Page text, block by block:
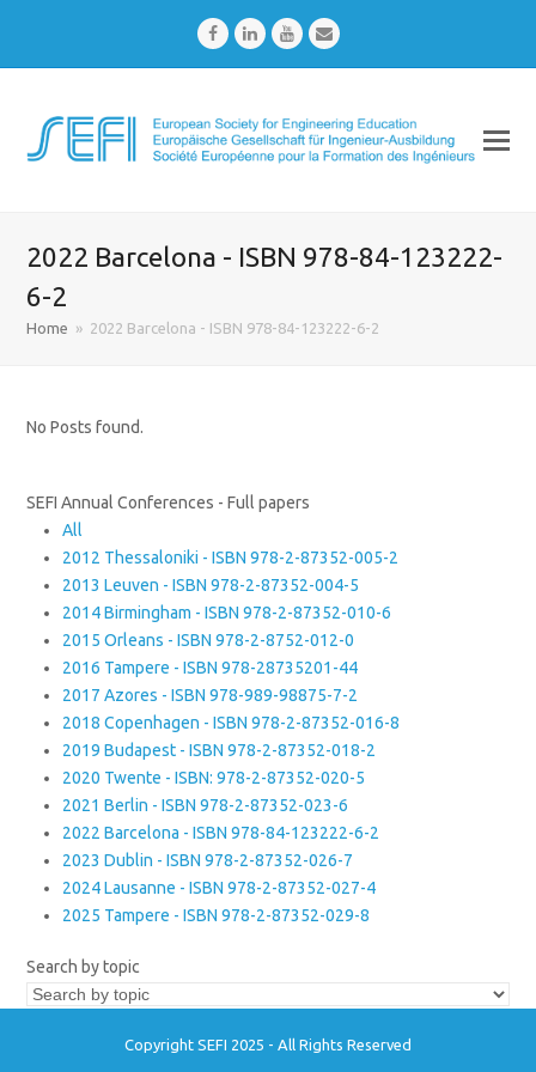
FacebookLinkedInYoutubeEmail
2022 Barcelona - ISBN 978-84-123222-
6-2
Home » 2022 Barcelona - ISBN 978-84-123222-6-2
No Posts found.
SEFI Annual Conferences - Full papers
All
2012 Thessaloniki - ISBN 978-2-87352-005-2
2013 Leuven - ISBN 978-2-87352-004-5
2014 Birmingham - ISBN 978-2-87352-010-6
2015 Orleans - ISBN 978-2-8752-012-0
2016 Tampere - ISBN 978-28735201-44
2017 Azores - ISBN 978-989-98875-7-2
2018 Copenhagen - ISBN 978-2-87352-016-8
2019 Budapest - ISBN 978-2-87352-018-2
2020 Twente - ISBN: 978-2-87352-020-5
2021 Berlin - ISBN 978-2-87352-023-6
2022 Barcelona - ISBN 978-84-123222-6-2
2023 Dublin - ISBN 978-2-87352-026-7
2024 Lausanne - ISBN 978-2-87352-027-4
2025 Tampere - ISBN 978-2-87352-029-8
Search by topic
Copyright SEFI 2025 - All Rights Reserved